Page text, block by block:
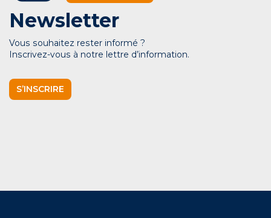
Newsletter
Vous souhaitez rester informé ?
Inscrivez-vous à notre lettre d’information.
S’INSCRIRE